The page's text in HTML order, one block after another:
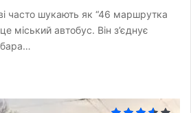
часто шукають як “46 маршрутка
міський автобус. Він з’єднує